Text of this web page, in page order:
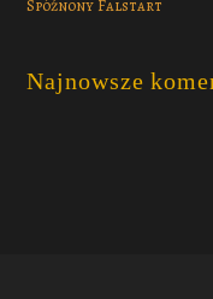
Spóźnony Falstart
Najnowsze